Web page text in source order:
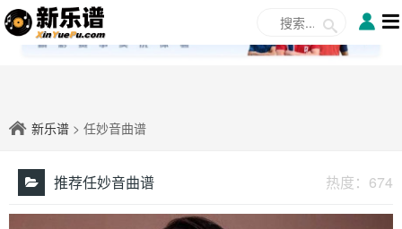
✕
新乐谱 > 任妙音曲谱
推荐任妙音曲谱 热度： 674